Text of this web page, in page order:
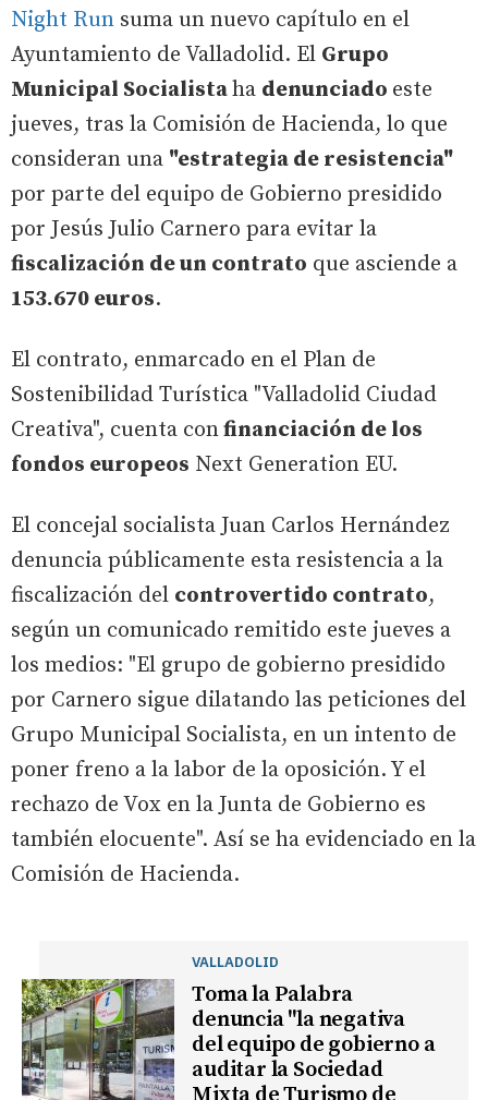
Night Run suma un nuevo capítulo en el
Ayuntamiento de Valladolid. El Grupo
Municipal Socialistaha denunciado este
jueves, tras la Comisión de Hacienda, lo que
consideran una "estrategia de resistencia"
por parte del equipo de Gobierno presidido
por Jesús Julio Carnero para evitar la
fiscalización de un contrato que asciende a
153.670 euros.
El contrato, enmarcado en el Plan de
Sostenibilidad Turística "Valladolid Ciudad
Creativa", cuenta confinanciación de los
fondos europeos Next Generation EU.
El concejal socialista Juan Carlos Hernández
denuncia públicamente esta resistencia a la
fiscalización del controvertido contrato,
según un comunicado remitido este jueves a
los medios: "El grupo de gobierno presidido
por Carnero sigue dilatando las peticiones del
Grupo Municipal Socialista, en un intento de
poner freno a la labor de la oposición. Y el
rechazo de Vox en la Junta de Gobierno es
también elocuente". Así se ha evidenciado en la
Comisión de Hacienda.
VALLADOLID
Toma la Palabra
denuncia "la negativa
del equipo de gobierno a
auditar la Sociedad